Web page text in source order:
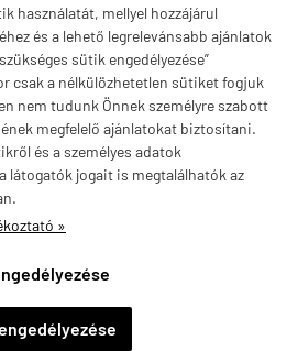
használatát, mellyel hozzájárul
és a lehető legrelevánsabb ajánlatok
sütik engedélyezése”
csak a nélkülözhetetlen sütiket fogjuk
nem tudunk Önnek személyre szabott
megfelelő ajánlatokat biztosítani.
és a személyes adatok
látogatók jogait is megtalálhatók az
»
/ Gymstore Hungary